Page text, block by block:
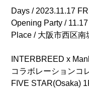
Days / 2023.11.17
Opening Party /
Place / 大阪市西区
INTERBREED x
コラボレーションコ
FIVE STAR(Osaka)